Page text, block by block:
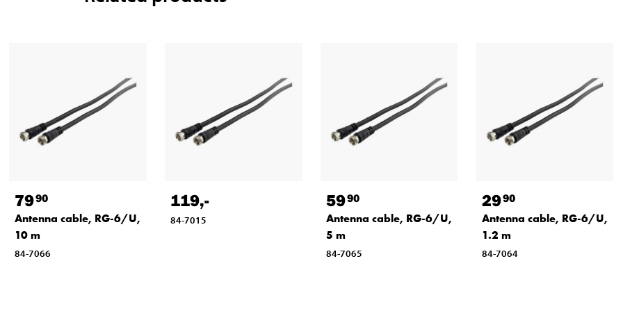
7990
Antenna cable, RG-6/U,
10 m
84-7066
119,-
84-7015
5990
Antenna cable, RG-6/U,
5 m
84-7065
2990
Antenna cable, RG-6/U,
1.2 m
84-7064